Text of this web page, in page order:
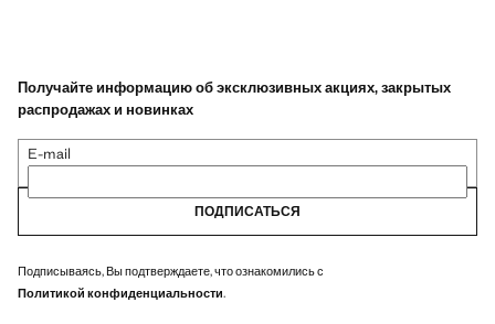
Получайте информацию об эксклюзивных акциях, закрытых
распродажах и новинках
E-mail
ПОДПИСАТЬСЯ
Подписываясь, Вы подтверждаете, что ознакомились с
Политикой конфиденциальности.